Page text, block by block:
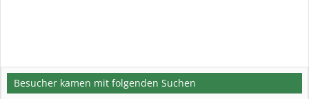
Besucher kamen mit folgenden Suchen